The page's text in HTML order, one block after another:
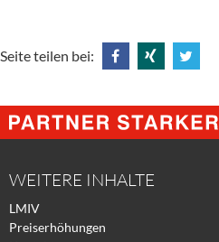
Seite teilen bei:
@
Facebook
@
Xing
@
Twitter
WEITERE INHALTE
LMIV
Preiserhöhungen